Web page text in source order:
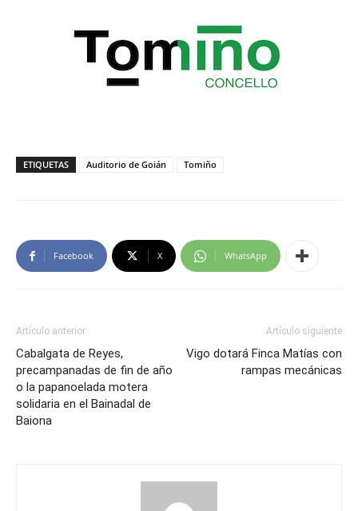
ETIQUETAS Auditorio de Goián Tomiño
Facebook X WhatsApp
Artículo anterior
Cabalgata de Reyes,
precampanadas de fin de año
o la papanoelada motera
solidaria en el Bainadal de
Baiona
Artículo siguiente
Vigo dotará Finca Matías con
rampas mecánicas